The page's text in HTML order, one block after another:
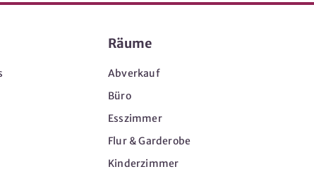
Räume
Abverkauf
Büro
Esszimmer
Flur & Garderobe
Kinderzimmer